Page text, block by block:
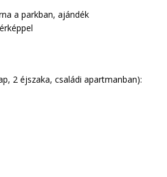
a parkban, ajándék
2 éjszaka, családi apartmanban):